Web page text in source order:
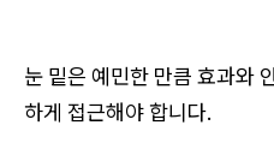
눈 밑은 예민한 만큼 효과와
하게 접근해야 합니다.